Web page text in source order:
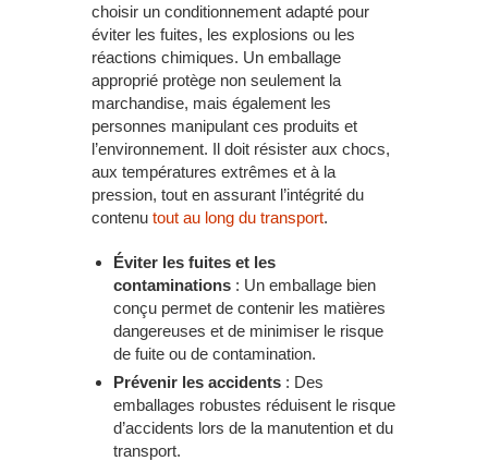
choisir un conditionnement adapté pour
éviter les fuites, les explosions ou les
réactions chimiques. Un emballage
approprié protège non seulement la
marchandise, mais également les
personnes manipulant ces produits et
l’environnement. Il doit résister aux chocs,
aux températures extrêmes et à la
pression, tout en assurant l’intégrité du
contenu tout au long du transport.
Éviter les fuites et les
contaminations : Un emballage bien
conçu permet de contenir les matières
dangereuses et de minimiser le risque
de fuite ou de contamination.
Prévenir les accidents : Des
emballages robustes réduisent le risque
d’accidents lors de la manutention et du
transport.